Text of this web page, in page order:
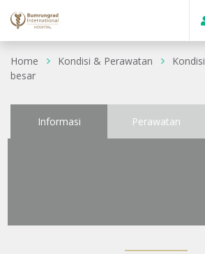
Home Kondisi & Perawatan Kondisi
besar
Informasi Perawatan